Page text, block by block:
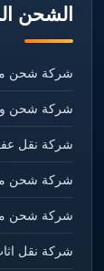
الشحن
شركة شحن من
شركة شحن
شركة نقل
شركة شحن من
شركة شحن من
شركة نقل